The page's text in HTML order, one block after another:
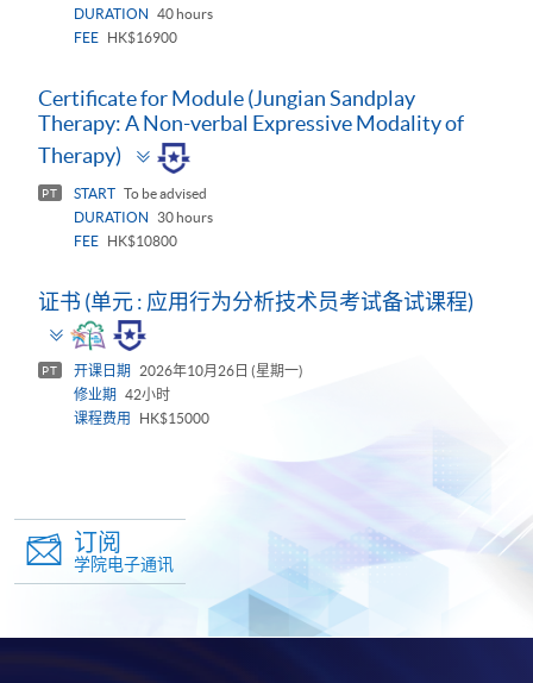
DURATION
40 hours
FEE
HK$16900
Certificate for Module (Jungian Sandplay
Therapy: A Non-verbal Expressive Modality of
Therapy)
Toggle
panel
PT START To be advised
DURATION
30 hours
FEE
HK$10800
证书 (单元 : 应用行为分析技术员考试备试课程)
Toggle
panel
PT 开课日期
2026年10月26日 (星期一)
修业期
42小时
课程费用
HK$15000
订阅
学院电子通讯